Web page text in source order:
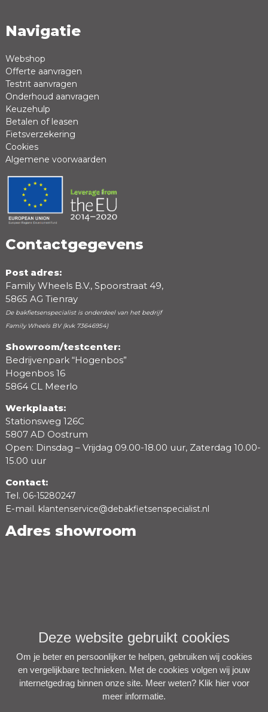
Naam *
Review *
Positieve punten
Beoordeling
Navigatie
Webshop
Offerte aanvragen
Testrit aanvragen
Onderhoud aanvragen
Keuzehulp
Betalen of leasen
Fietsverzekering
Cookies
Algemene voorwaarden
Contactgegevens
Post adres:
Family Wheels B.V., Spoorstraat 49,
5865 AG Tienray
De bakfietsenspecialist is onderdeel van het bedrijf
Family Wheels BV (kvk 73646954)
Showroom/testcenter:
Bedrijvenpark “Hogenbos”
Hogenbos 16
5864 CL Meerlo
Werkplaats:
Stationsweg 126C
5807 AD Oostrum
Open: Dinsdag – Vrijdag 09.00-18.00 uur, Zaterdag 10.00-
15.00 uur
Contact:
Tel. 06-15280247
E-mail. klantenservice@debakfietsenspecialist.nl
Adres showroom
Deze website gebruikt cookies
Om je beter en persoonlijker te helpen, gebruiken wij cookies
en vergelijkbare technieken. Met de cookies volgen wij jouw
internetgedrag binnen onze site. Meer weten? Klik hier voor
meer informatie.